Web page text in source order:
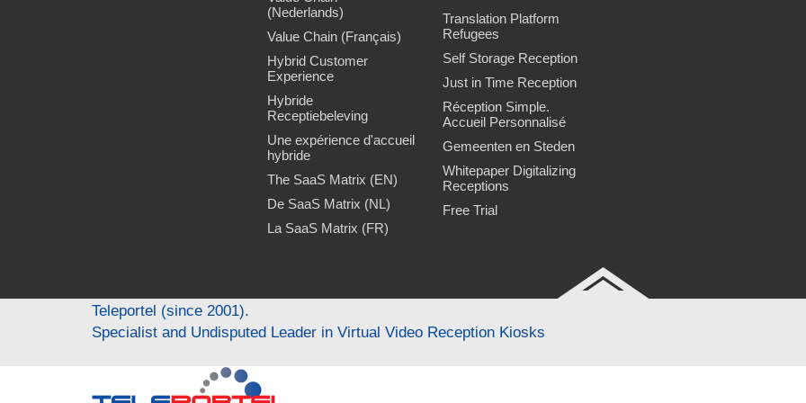
(Nederlands)
Value Chain (Français)
Hybrid Customer
Experience
Hybride
Receptiebeleving
Une expérience d'accueil
hybride
The SaaS Matrix (EN)
De SaaS Matrix (NL)
La SaaS Matrix (FR)
Translation Platform
Refugees
Self Storage Reception
Just in Time Reception
Réception Simple.
Accueil Personnalisé
Gemeenten en Steden
Whitepaper Digitalizing
Receptions
Free Trial
Teleportel (since 2001).
Specialist and Undisputed Leader in Virtual Video Reception Kiosks